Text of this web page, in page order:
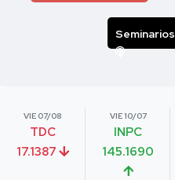
Seminarios
VIE 07/08
TDC
17.1387
VIE 10/07
INPC
145.1690